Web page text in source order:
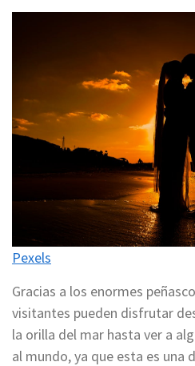
Pexels
Gracias a los enormes
visitantes pueden disfrutar
la orilla del mar hasta ver a
al mundo, ya que esta es una